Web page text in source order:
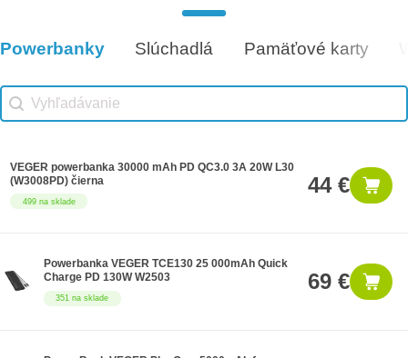
8 na sklade
Vhodné príslušenstvo
Powerbanky Slúchadlá Pamäťové karty
Vhodné príslušenstvo search
Search content
499 na sklade
VEGER powerbanka 30000 mAh PD QC3.0 3A 20W L30
(W3008PD) čierna
44 €
351 na sklade
Powerbanka VEGER TCE130 25 000mAh Quick
Charge PD 130W W2503
69 €